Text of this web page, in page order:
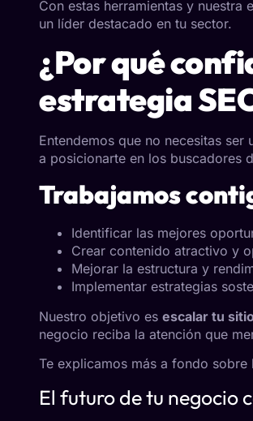
Con estas herramientas y nuestra
un líder destacado en tu sector.
¿Por qué
estrategia
Entendemos que no necesitas
a posicionarte en los buscadores
Trabajamos
Identificar las mejores
Crear contenido atractivo y
Mejorar la estructura y
Implementar estrategias
Nuestro objetivo es escalar tu
negocio reciba la atención que
Te explicamos más a fondo
El futuro de tu negocio